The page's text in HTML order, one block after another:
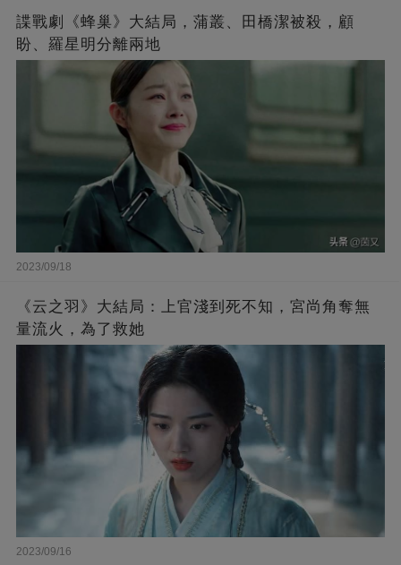
諜戰劇《蜂巢》大結局，蒲叢、田橋潔被殺，顧
盼、羅星明分離兩地
2023/09/18
《云之羽》大結局：上官淺到死不知，宮尚角奪無
量流火，為了救她
2023/09/16